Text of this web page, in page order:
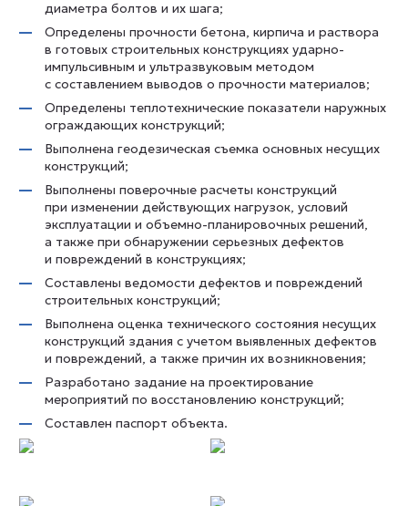
диаметра болтов и их шага;
Определены прочности бетона, кирпича и раствора
в готовых строительных конструкциях ударно-
импульсивным и ультразвуковым методом
с составлением выводов о прочности материалов;
Определены теплотехнические показатели наружных
ограждающих конструкций;
Выполнена геодезическая съемка основных несущих
конструкций;
Выполнены поверочные расчеты конструкций
при изменении действующих нагрузок, условий
эксплуатации и объемно-планировочных решений,
а также при обнаружении серьезных дефектов
и повреждений в конструкциях;
Составлены ведомости дефектов и повреждений
строительных конструкций;
Выполнена оценка технического состояния несущих
конструкций здания с учетом выявленных дефектов
и повреждений, а также причин их возникновения;
Разработано задание на проектирование
мероприятий по восстановлению конструкций;
Составлен паспорт объекта.